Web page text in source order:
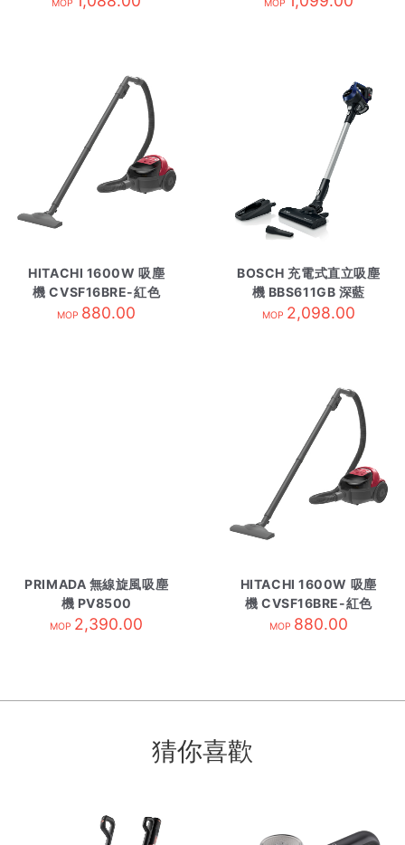
MOP MOP
HITACHI 1600W 吸塵
機 CVSF16BRE-紅色
MOP 880.00
BOSCH 充電式直立吸塵
機 BBS611GB 深藍
MOP 2,098.00
PRIMADA 無線旋風吸塵
機 PV8500
MOP 2,390.00
HITACHI 1600W 吸塵
機 CVSF16BRE-紅色
MOP 880.00
猜你喜歡